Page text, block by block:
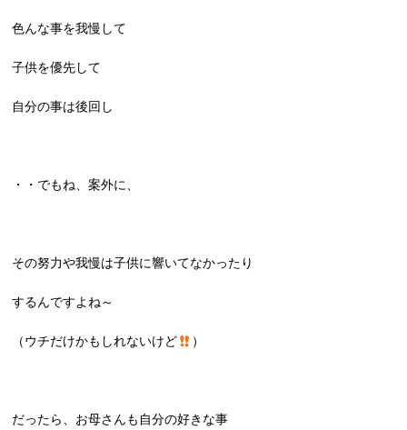
色んな事を我慢して
子供を優先して
自分の事は後回し
・・でもね、案外に、
その努力や我慢は子供に響いてなかったり
するんですよね～
（ウチだけかもしれないけど ）
だったら、お母さんも自分の好きな事